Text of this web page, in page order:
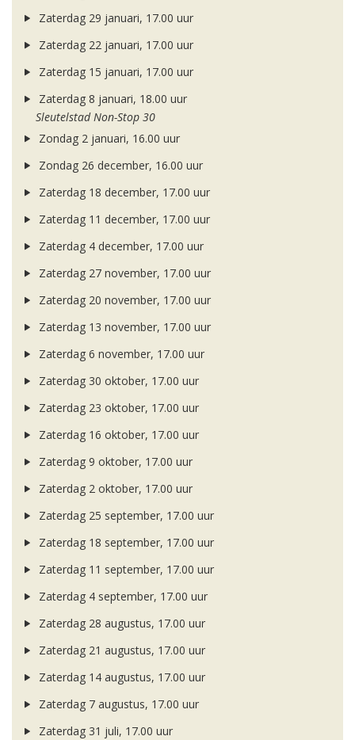
Zaterdag 29 januari, 17.00 uur
Zaterdag 22 januari, 17.00 uur
Zaterdag 15 januari, 17.00 uur
Zaterdag 8 januari, 18.00 uur
Sleutelstad Non-Stop 30
Zondag 2 januari, 16.00 uur
Zondag 26 december, 16.00 uur
Zaterdag 18 december, 17.00 uur
Zaterdag 11 december, 17.00 uur
Zaterdag 4 december, 17.00 uur
Zaterdag 27 november, 17.00 uur
Zaterdag 20 november, 17.00 uur
Zaterdag 13 november, 17.00 uur
Zaterdag 6 november, 17.00 uur
Zaterdag 30 oktober, 17.00 uur
Zaterdag 23 oktober, 17.00 uur
Zaterdag 16 oktober, 17.00 uur
Zaterdag 9 oktober, 17.00 uur
Zaterdag 2 oktober, 17.00 uur
Zaterdag 25 september, 17.00 uur
Zaterdag 18 september, 17.00 uur
Zaterdag 11 september, 17.00 uur
Zaterdag 4 september, 17.00 uur
Zaterdag 28 augustus, 17.00 uur
Zaterdag 21 augustus, 17.00 uur
Zaterdag 14 augustus, 17.00 uur
Zaterdag 7 augustus, 17.00 uur
Zaterdag 31 juli, 17.00 uur